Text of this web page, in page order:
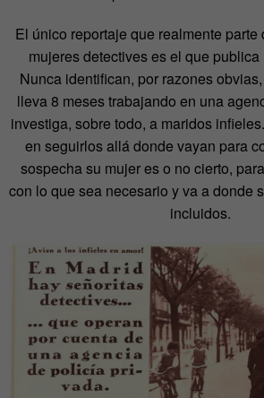
El único reportaje que realmente
mujeres detectives es el que publica
Nunca identifican, por razones
lleva 8 meses trabajando en una
investiga, sobre todo, a maridos
en seguirlos allá donde vayan para
sospecha su mujer es o no cierto,
con lo que sea necesario y va a donde
incluidos.